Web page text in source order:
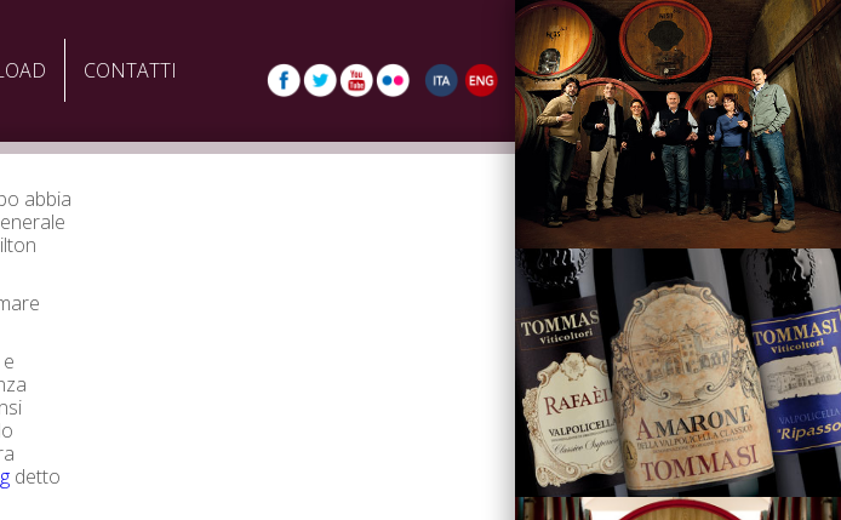
CONTATTI
abbia
detto
La Famiglia